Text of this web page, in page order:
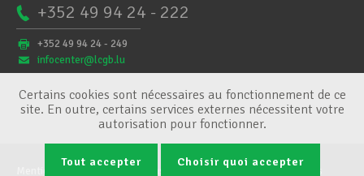
+352 49 94 24 - 222
+352 49 94 24 - 249
infocenter@lcgb.lu
Conditions générales Gestion des cookies
Certains cookies sont nécessaires au fonctionnement de ce
site. En outre, certains services externes nécessitent votre
autorisation pour fonctionner.
Tout accepter Choisir quoi accepter